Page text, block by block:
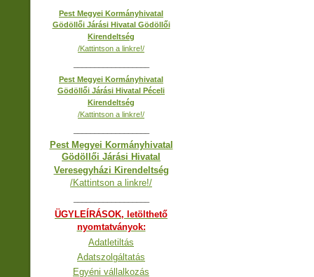
Pest Megyei Kormányhivatal
Gödöllői Járási Hivatal Gödöllői
Kirendeltség
/Kattintson a linkre!/
Pest Megyei Kormányhivatal
Gödöllői Járási Hivatal Péceli
Kirendeltség
/Kattintson a linkre!/
Pest Megyei Kormányhivatal
Gödöllői Járási Hivatal
Veresegyházi Kirendeltség
/Kattintson a linkre!/
ÜGYLEÍRÁSOK, letölthető
nyomtatványok:
Adatletiltás
Adatszolgáltatás
Egyéni vállalkozás